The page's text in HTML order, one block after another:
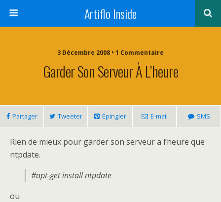
Artiflo Inside
3 Décembre 2008 • 1 Commentaire
Garder Son Serveur À L’heure
Partager Tweeter Épingler E-mail SMS
Rien de mieux pour garder son serveur a l’heure que
ntpdate.
#apt-get install ntpdate
ou